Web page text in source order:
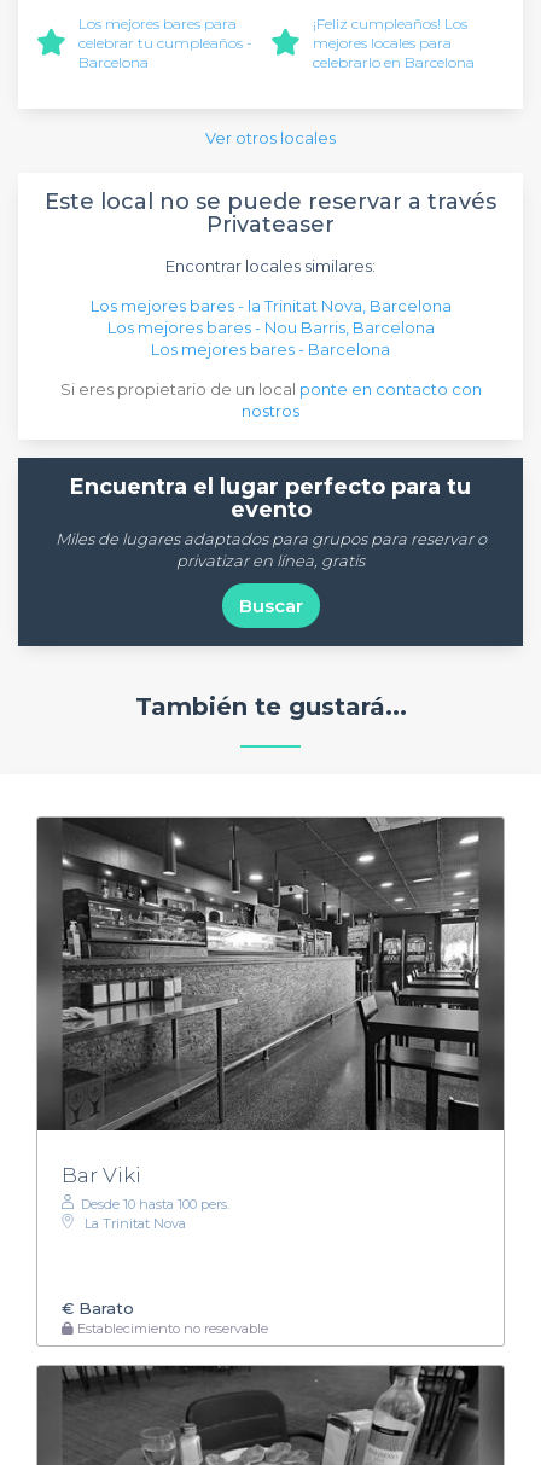
Los mejores bares para
celebrar tu cumpleaños -
Barcelona
¡Feliz cumpleaños! Los
mejores locales para
celebrarlo en Barcelona
Ver otros locales
Este local no se puede reservar a través
Privateaser
Encontrar locales similares:
Los mejores bares - la Trinitat Nova, Barcelona
Los mejores bares - Nou Barris, Barcelona
Los mejores bares - Barcelona
Si eres propietario de un local ponte en contacto con
nostros
Encuentra el lugar perfecto para tu
evento
Miles de lugares adaptados para grupos para reservar o
privatizar en línea, gratis
Buscar
También te gustará...
Bar Viki
Desde 10 hasta 100 pers.
La Trinitat Nova
€ Barato
Establecimiento no reservable